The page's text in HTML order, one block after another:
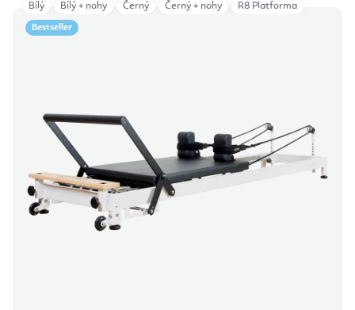
Bestseller
Bílý Bílý + nohy Černý Černý + nohy R8 Platforma